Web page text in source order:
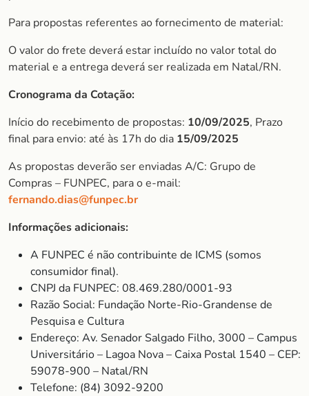
Para propostas referentes ao fornecimento de material:
O valor do frete deverá estar incluído no valor total do
material e a entrega deverá ser realizada em Natal/RN.
Cronograma da Cotação:
Início do recebimento de propostas: 10/09/2025, Prazo
final para envio: até às 17h do dia 15/09/2025
As propostas deverão ser enviadas A/C: Grupo de
Compras – FUNPEC, para o e-mail:
fernando.dias@funpec.br
Informações adicionais:
A FUNPEC é não contribuinte de ICMS (somos
consumidor final).
CNPJ da FUNPEC: 08.469.280/0001-93
Razão Social: Fundação Norte-Rio-Grandense de
Pesquisa e Cultura
Endereço: Av. Senador Salgado Filho, 3000 – Campus
Universitário – Lagoa Nova – Caixa Postal 1540 – CEP:
59078-900 – Natal/RN
Telefone: (84) 3092-9200